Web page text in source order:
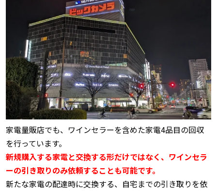
家電量販店でも、ワインセラーを含めた家電4品目の回収
を行っています。
新規購入する家電と交換する形だけではなく、ワインセラ
ーの引き取りのみ依頼することも可能です。
新たな家電の配達時に交換する、自宅までの引き取りを依